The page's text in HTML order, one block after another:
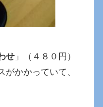
せ 」（４８０円）
かかっていて、